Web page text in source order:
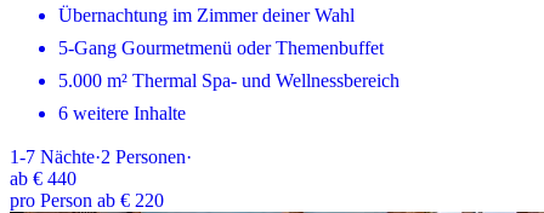
Übernachtung im Zimmer deiner Wahl
5-Gang Gourmetmenü oder Themenbuffet
5.000 m² Thermal Spa- und Wellnessbereich
6 weitere Inhalte
1-7 Nächte·2 Personen·
ab € 440
pro Person ab € 220